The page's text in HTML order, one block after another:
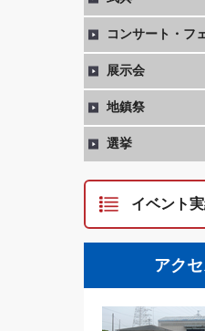
コンサート・フ
展示会
地鎮祭
選挙
イベント
アク